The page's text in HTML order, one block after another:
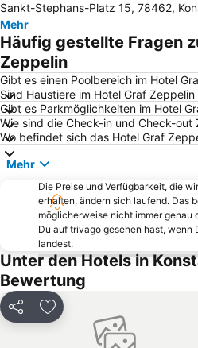
Schwaben-Therme
Ravensburger Spieleland
Bodensee-Therme Konstanz
Southside Festival
Meersburg
Bodenseeumrundung
Rheinfall
Zech
Klosterkirche Birnau
Bodensee-Therme
Flughafen Friedrichshafen
Graf-Zeppelin-Haus
Wollmatingen
Bregenzer Festspiel- und Kongresshaus
Sankt-Stephans-Platz 15, 78462,
Mehr
Häufig gestellte Fragen
Zeppelin
Gibt es einen Poolbereich im Hotel
Sind Haustiere im Hotel Graf
Gibt es Parkmöglichkeiten im Hotel
Wie sind die Check-in und Check-out
Wo befindet sich das Hotel Graf
Mehr
Die Preise und Verfügbarkeit, die
erhalten, ändern sich laufend. Das
möglicherweise nicht immer genau
Du auf trivago gesehen hast, wenn
landest.
Unter den Hotels in
Bewertung
Teilen Zu Favoriten hinzufügen